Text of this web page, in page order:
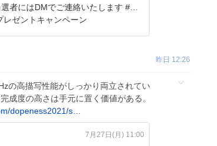
者にはDMでご連絡いたします #プ
レゼントキャンペーン
昨日 12:26
の高描写性能がしっかり両立されてい
成度の高さは手元に置く価値がある。
dopeness2021/s…
7月27日(月) 11:00